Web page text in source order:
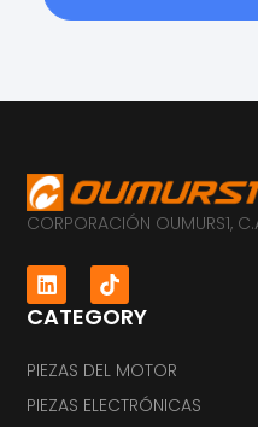
CORPORACIÓN OUMURS1,
CATEGORY
PIEZAS DEL MOTOR
PIEZAS ELECTRÓNICAS